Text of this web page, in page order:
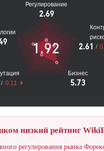
Регулирование
2.69
/ 0.11
Бизнес
5.73
2.61 /
1.92
низкий рейтинг
регулирования рынка